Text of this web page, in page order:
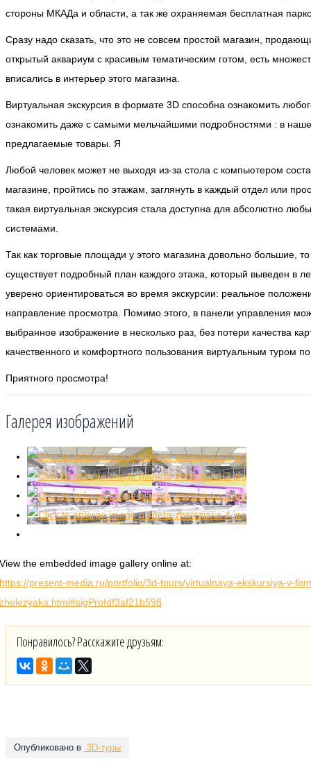
стороны МКАДа и области, а так же охраняемая бесплатная
Сразу надо сказать, что это не совсем простой магазин,
открытый аквариум с красивым тематическим готом, есть
вписались в интерьер этого магазина.
Виртуальная экскурсия в формате 3D способна ознакомить
ознакомить даже с самыми мельчайшими подробностями : в
предлагаемые товары. Я
Любой человек может не выходя из-за стола с компьютером
магазине, пройтись по этажам, заглянуть в каждый отдел или
такая виртуальная экскурсия стала доступна для абсолютно
системами.
Так как торговые площади у этого магазина довольно большие,
существует подробный план каждого этажа, который выведен в
уверено ориентироваться во время экскурсии: реальное
направление просмотра. Помимо этого, в панели управления
выбранное изображение в несколько раз, без потери качества
качественного и комфортного пользования виртуальным туром
Приятного просмотра!
Галерея изображений
View the embedded image gallery online at:
https://present-media.ru/portfolio/3d-tours/virtualnaya-ekskursiya-v-
zhelezyaka.html#sigProIdf3af21b598
Понравилось? Расскажите друзьям:
Опубликовано в 3D-туры